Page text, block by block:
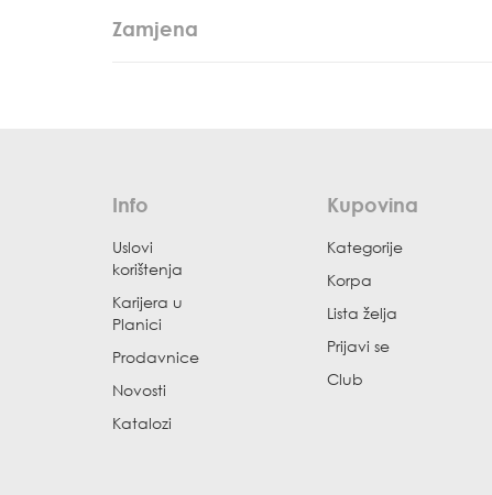
Zamjena
Info
Uslovi
korištenja
Karijera u
Planici
Prodavnice
Novosti
Katalozi
Kupovina
Kategorije
Korpa
Lista želja
Prijavi se
Club